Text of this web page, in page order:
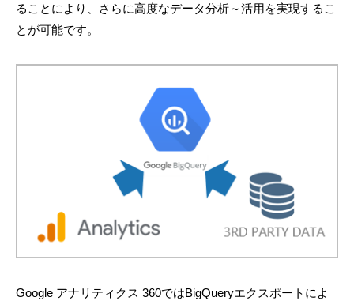
ることにより、さらに高度なデータ分析～活用を実現するこ
とが可能です。
Google アナリティクス 360ではBigQueryエクスポートによ